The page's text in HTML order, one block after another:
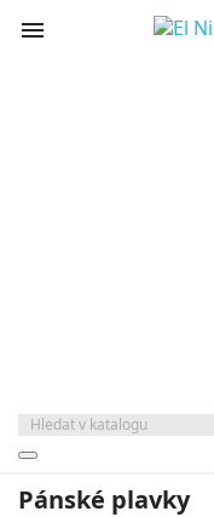

Pánské plavky